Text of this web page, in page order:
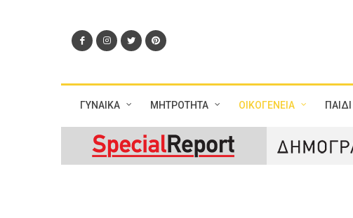
ΓΥΝΑΙΚΑ ΜΗΤΡΟΤΗΤΑ ΟΙΚΟΓΕΝΕΙΑ ΠΑΙΔΙ